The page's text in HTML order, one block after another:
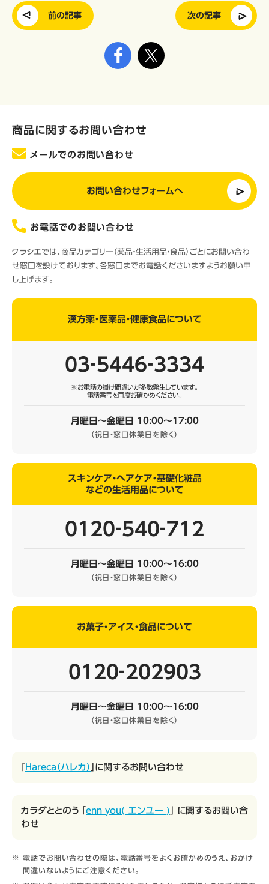
前の記事 次の記事
商品に関するお問い合わせ
メールでのお問い合わせ
お問い合わせフォームへ
お電話でのお問い合わせ
クラシエでは、商品カテゴリー（薬品・生活用品・食品）ごとにお問い合わ
せ窓口を設けております。各窓口までお電話くださいますようお願い申
し上げます。
漢方薬・医薬品・健康食品について
03‐5446‐3334
※お電話の掛け間違いが多数発生しています。
電話番号を再度お確かめください。
月曜日～金曜日 10:00～17:00
（祝日・窓口休業日を除く）
スキンケア・ヘアケア・基礎化粧品
などの生活用品について
0120‐540‐712
月曜日～金曜日 10:00～16:00
（祝日・窓口休業日を除く）
お菓子・アイス・食品について
0120‐202903
月曜日～金曜日 10:00～16:00
（祝日・窓口休業日を除く）
Hareca（ハレカ） 」に関するお問い合わせ
カラダととのう 「 enn you( エンユー ) 」 に関するお問い合
わせ
電話でお問い合わせの際は、電話番号をよくお確かめのうえ、おかけ
間違いないようにご注意ください。